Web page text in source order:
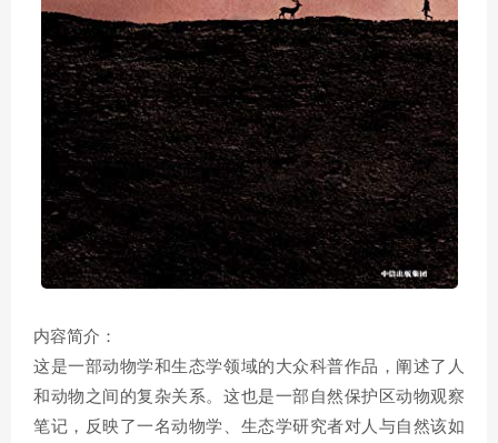
内容简介：
这是一部动物学和生态学领域的大众科普作品，阐述了人
和动物之间的复杂关系。这也是一部自然保护区动物观察
笔记，反映了一名动物学、生态学研究者对人与自然该如